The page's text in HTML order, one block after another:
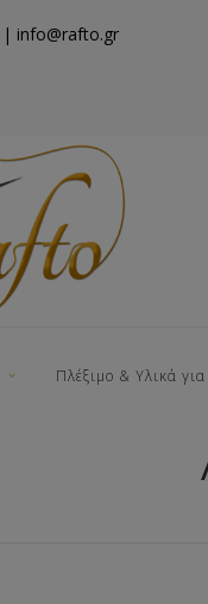
| info@rafto.gr
Πλέξιμο & Υλικά
Νήματα